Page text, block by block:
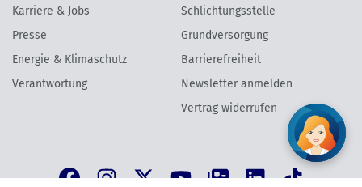
Karriere & Jobs
Presse
Energie & Klimaschutz
Verantwortung
Schlichtungsstelle
Grundversorgung
Barrierefreiheit
Newsletter anmelden
Vertrag widerrufen